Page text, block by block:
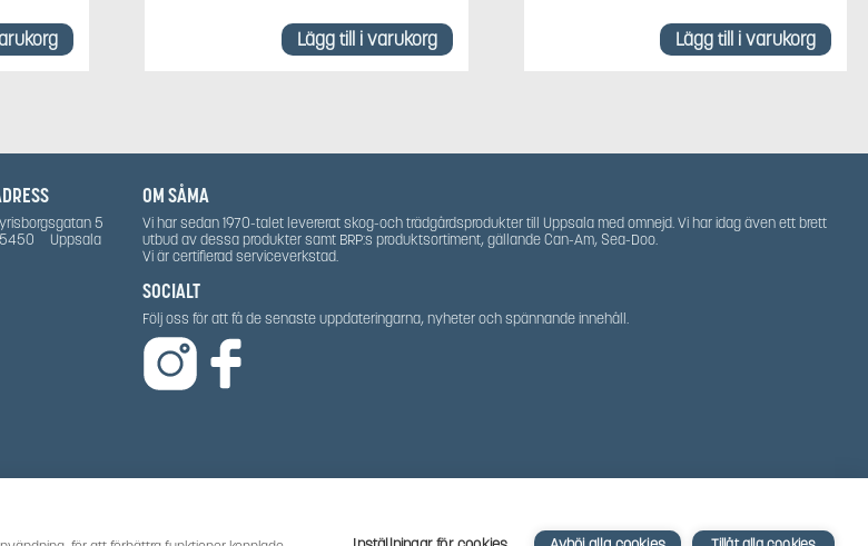
Lägg till i varukorg Lägg till i varukorg
5
Uppsala
OM SÅMA
Vi har sedan 1970-talet levererat skog-och trädgårdsprodukter till Uppsala med omnejd. Vi har idag även ett brett
utbud av dessa produkter samt BRP:s produktsortiment, gällande Can-Am, Sea-Doo.
Vi är certifierad serviceverkstad.
SOCIALT
Följ oss för att få de senaste uppdateringarna, nyheter och spännande innehåll.